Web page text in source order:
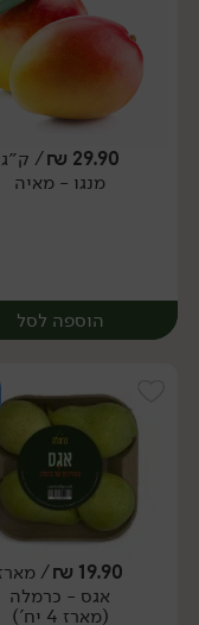
יח׳ ק״ג
29.90
₪/ ק״ג
מנגו - מאיה
הוספה לסל
יח׳ ק״ג
19.90
₪
/
אגס - כרמלה
(מארז 4 יח')